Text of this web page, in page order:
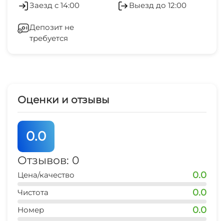
Бассейн под открытым небом
Мангал/барбекю
остановка транспорта
аптека
20 мин
20 мин
Отопление
Прачечная
Заезд с 14:00 Выезд до 12:00
Депозит не
требуется
Оценки и отзывы
0.0
Отзывов: 0
Цена/качество 0.0
Чистота 0.0
Номер 0.0